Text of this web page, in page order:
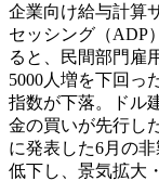
企業向け給与計算
セッシング（ADP
ると、民間部門雇
5000人増を下回っ
指数が下落。ドル
金の買いが先行し
に発表した6月の
低下し、景気拡大